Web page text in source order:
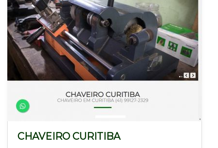
CHAVEIRO CURITIBA